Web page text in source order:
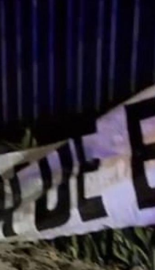
Notas
La Sole en Cadena 3